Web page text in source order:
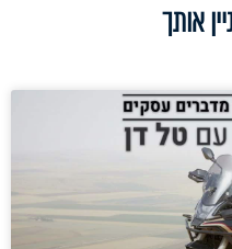
אותך